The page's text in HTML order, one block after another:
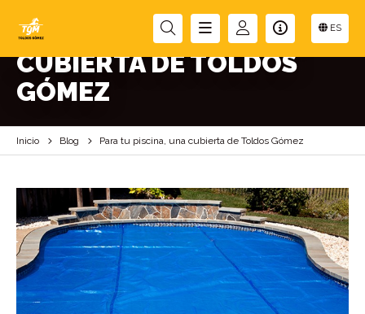
ES
PARA TU PISCINA, UNA
CUBIERTA DE TOLDOS
GÓMEZ
Inicio Blog Para tu piscina, una cubierta de Toldos Gómez